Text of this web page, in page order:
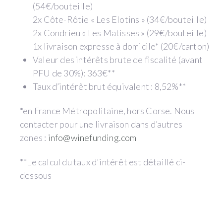
(54€/bouteille)
2x Côte-Rôtie « Les Elotins » (34€/bouteille)
2x Condrieu « Les Matisses » (29€/bouteille)
1x livraison expresse à domicile* (20€/carton)
Valeur des intérêts brute de fiscalité (avant
PFU de 30%): 363€**
Taux d’intérêt brut équivalent : 8,52%**
*en France Métropolitaine, hors Corse. Nous
contacter pour une livraison dans d’autres
zones : info@winefunding.com
**Le calcul du taux d'intérêt est détaillé ci-
dessous